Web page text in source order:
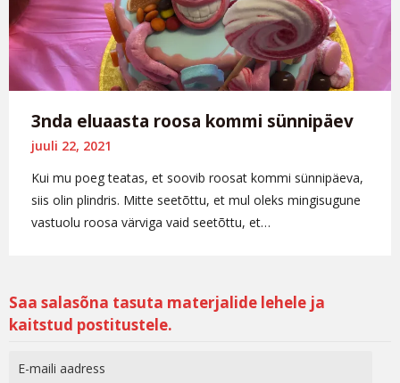
3nda eluaasta roosa kommi sünnipäev
juuli 22, 2021
Kui mu poeg teatas, et soovib roosat kommi sünnipäeva,
siis olin plindris. Mitte seetõttu, et mul oleks mingisugune
vastuolu roosa värviga vaid seetõttu, et…
Saa salasõna tasuta materjalide lehele ja
kaitstud postitustele.